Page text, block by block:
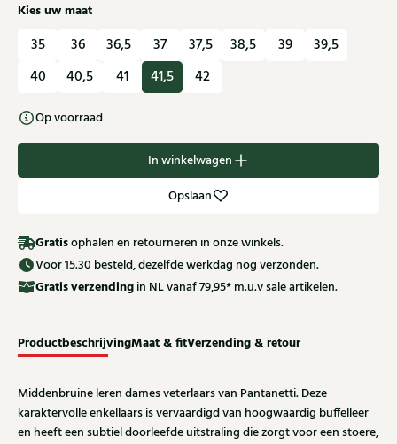
Kies uw maat
35 36 36,5 37 37,5 38,5 39
39,5
40
40,5 41 41,5 42
Op voorraad
In winkelwagen
Opslaan
Gratisophalen en retourneren in onze winkels.
Voor 15.30 besteld, dezelfde werkdag nog verzonden.
Gratisverzending in NL vanaf 79,95* m.u.v sale artikelen.
ProductbeschrijvingMaat & fitVerzending & retour
Middenbruine leren dames veterlaars van Pantanetti. Deze
karaktervolle enkellaars is vervaardigd van hoogwaardig buffelleer
en heeft een subtiel doorleefde uitstraling die zorgt voor een stoere,